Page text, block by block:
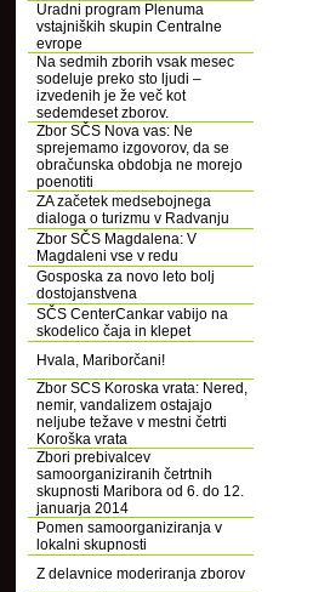
Uradni program Plenuma
vstajniških skupin Centralne
evrope
Na sedmih zborih vsak mesec
sodeluje preko sto ljudi –
izvedenih je že več kot
sedemdeset zborov.
Zbor SČS Nova vas: Ne
sprejemamo izgovorov, da se
obračunska obdobja ne morejo
poenotiti
ZA začetek medsebojnega
dialoga o turizmu v Radvanju
Zbor SČS Magdalena: V
Magdaleni vse v redu
Gosposka za novo leto bolj
dostojanstvena
SČS CenterCankar vabijo na
skodelico čaja in klepet
Hvala, Mariborčani!
Zbor SCS Koroska vrata: Nered,
nemir, vandalizem ostajajo
neljube težave v mestni četrti
Koroška vrata
Zbori prebivalcev
samoorganiziranih četrtnih
skupnosti Maribora od 6. do 12.
januarja 2014
Pomen samoorganiziranja v
lokalni skupnosti
Z delavnice moderiranja zborov